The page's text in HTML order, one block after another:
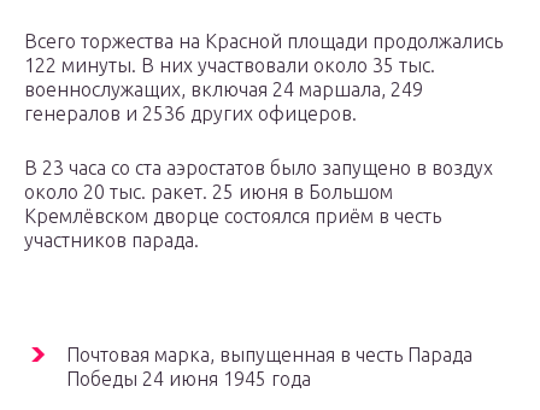
Всего торжества на Красной площади продолжались
122 минуты. В них участвовали около 35 тыс.
военнослужащих, включая 24 маршала, 249
генералов и 2536 других офицеров.
В 23 часа со ста аэростатов было запущено в воздух
около 20 тыс. ракет. 25 июня в Большом
Кремлёвском дворце состоялся приём в честь
участников парада.
Почтовая марка, выпущенная в честь Парада
Победы 24 июня 1945 года